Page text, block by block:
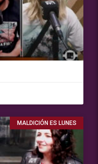
MALDICIÓN ES LUNES